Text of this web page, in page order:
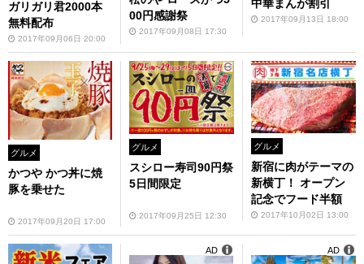
ガリガリ君2000本
無料配布
2017年09月06日 20:00
00円感謝祭
2017年09月08日 17:30
中華まんが割引
2017年09月13日 18:00
グルメ
かつや かつ丼に焼
豚を乗せた
2017年09月20日 17:00
グルメ
スシロー寿司90円祭
5日間限定
2017年09月25日 12:30
グルメ
新宿に肉がテーマの
新横丁！ オープン
記念でフード半額
2017年10月02日 13:00
AD AD